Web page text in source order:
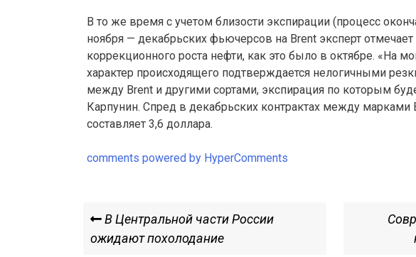
В то же время с учетом близости экспирации (процесс
ноября — декабрьских фьючерсов на Brent эксперт отмечает
коррекционного роста нефти, как это было в октябре. «На
характер происходящего подтверждается нелогичными
между Brent и другими сортами, экспирация по которым
Карпунин. Cпред в декабрьских контрактах между
составляет 3,6 доллара.
comments powered by HyperComments
Навигация
Previous
Post
В Центральной части России
ожидают похолодание